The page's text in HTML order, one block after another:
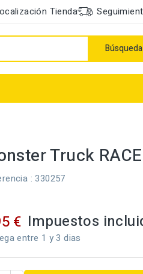
Tienda
Búsqueda
Truck
: 330257
€ Impuestos
entre 1 y 3 dias